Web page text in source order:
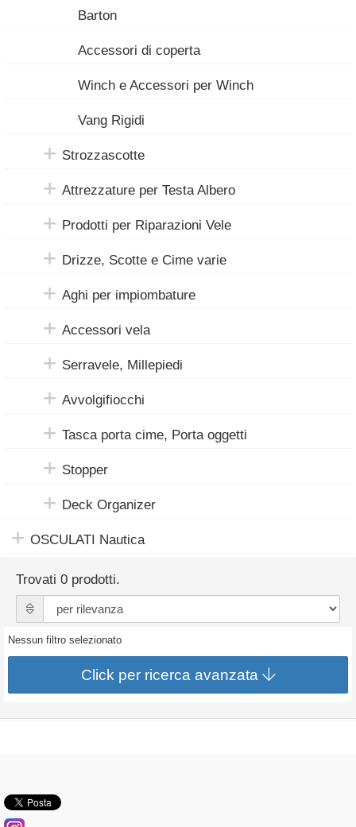
Barton
Accessori di coperta
Winch e Accessori per Winch
Vang Rigidi
Strozzascotte
Attrezzature per Testa Albero
Prodotti per Riparazioni Vele
Drizze, Scotte e Cime varie
Aghi per impiombature
Accessori vela
Serravele, Millepiedi
Avvolgifiocchi
Tasca porta cime, Porta oggetti
Stopper
Deck Organizer
OSCULATI Nautica
Trovati 0 prodotti.
Nessun filtro selezionato
Click per ricerca avanzata